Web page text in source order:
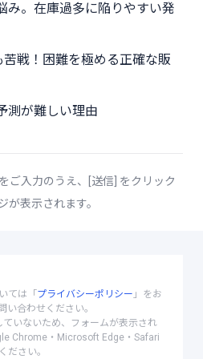
み。在庫過多に陥りやすい発
戦！困難を極める正確な販
測が難しい理由
ご入力のうえ、[送信] をクリック
が表示されます。
ては「プライバシーポリシー 」をお
い合わせください。
いないため、フォームが表示され
Chrome・Microsoft Edge・Safari
ださい。